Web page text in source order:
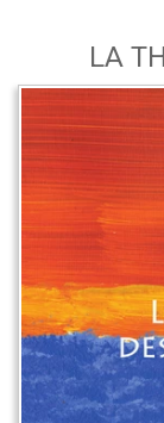
LA